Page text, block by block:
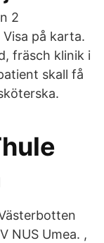
2
på karta.
fräsch klinik i
skall få
NUS Umea. ,